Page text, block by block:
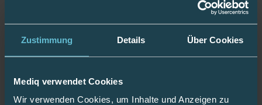
Zustimmung Details Über Cookies
Mediq verwendet Cookies
Wir verwenden Cookies, um Inhalte und Anzeigen zu